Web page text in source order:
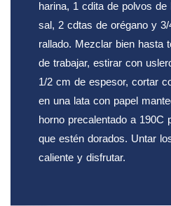
harina, 1 cdita de polvos de
sal, 2 cdtas de orégano y
rallado. Mezclar bien hasta
de trabajar, estirar con
1/2 cm de espesor, cortar
en una lata con papel
horno precalentado a 190C
que estén dorados. Untar
caliente y disfrutar.